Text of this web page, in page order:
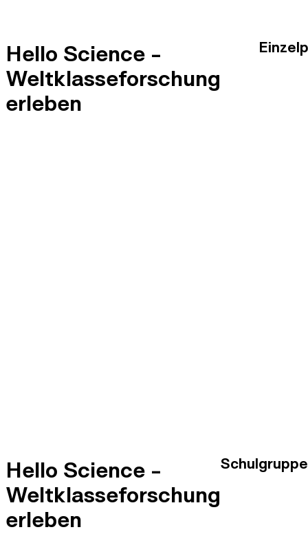
Hello Science -
Weltklasseforschung
erleben
Hello Science -
Weltklasseforschung
erleben
Schulgruppe